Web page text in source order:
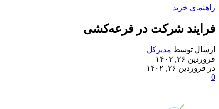
راهنمای خرید
فرایند شرکت در قرعه‌کشی
ارسال توسط مدیرکل
فروردین ۲۶, ۱۴۰۲
در فروردین ۲۶, ۱۴۰۲
0